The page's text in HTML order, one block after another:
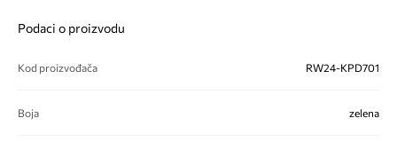
Podaci o proizvodu
Kod proizvođača RW24-KPD701
Boja zelena